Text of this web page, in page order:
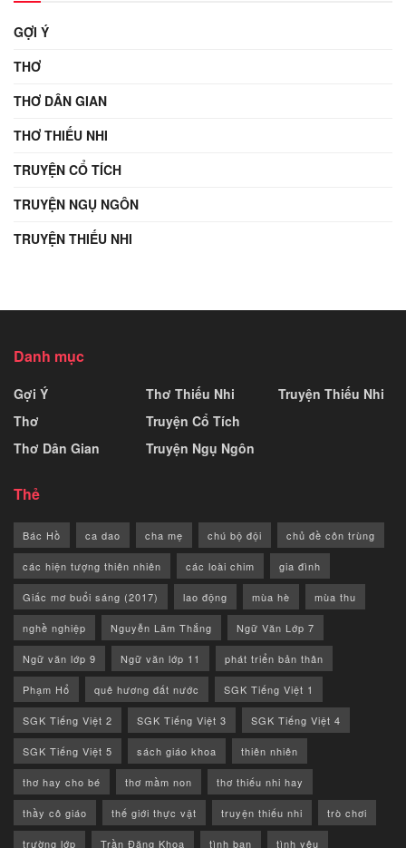
GỢI Ý
THƠ
THƠ DÂN GIAN
THƠ THIẾU NHI
TRUYỆN CỔ TÍCH
TRUYỆN NGỤ NGÔN
TRUYỆN THIẾU NHI
Danh mục
Gợi Ý
Thơ
Thơ Dân Gian
Thơ Thiếu Nhi
Truyện Cổ Tích
Truyện Ngụ Ngôn
Truyện Thiếu Nhi
Thẻ
Bác Hồ ca dao cha mẹ chú bộ đội chủ đề côn trùng
các hiện tượng thiên nhiên các loài chim gia đình
Giấc mơ buổi sáng (2017) lao động mùa hè mùa thu
nghề nghiệp Nguyễn Lãm Thắng Ngữ Văn Lớp 7
Ngữ văn lớp 9 Ngữ văn lớp 11 phát triển bản thân
Phạm Hổ quê hương đất nước SGK Tiếng Việt 1
SGK Tiếng Việt 2 SGK Tiếng Việt 3 SGK Tiếng Việt 4
SGK Tiếng Việt 5 sách giáo khoa thiên nhiên
thơ hay cho bé thơ mầm non thơ thiếu nhi hay
thầy cô giáo thế giới thực vật truyện thiếu nhi trò chơi
trường lớp Trần Đăng Khoa tình bạn tình yêu